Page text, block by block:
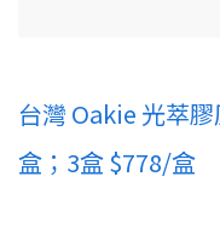
台灣 Oakie 光萃
盒；3盒 $778/盒